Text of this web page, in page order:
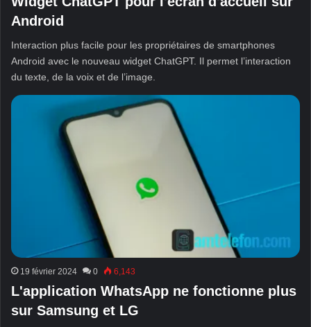
Android
Interaction plus facile pour les propriétaires de smartphones
Android avec le nouveau widget ChatGPT. Il permet l’interaction
du texte, de la voix et de l’image.
19 février 2024 0 6,143
L'application WhatsApp ne fonctionne plus
sur Samsung et LG